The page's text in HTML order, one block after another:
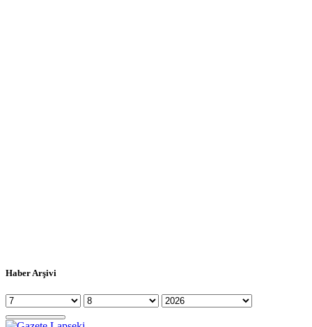
Haber Arşivi